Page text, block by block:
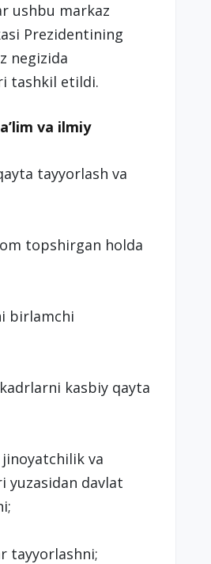
ushbu markaz
Prezidentining
negizida
tashkil etildi.
va ilmiy
tayyorlash va
topshirgan holda
birlamchi
kasbiy qayta
va
yuzasidan davlat
tayyorlashni;